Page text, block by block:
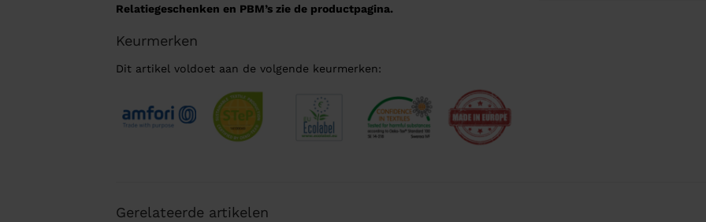
Relatiegeschenken en PBM’s zie de productpagina.
Keurmerken
Dit artikel voldoet aan de volgende keurmerken:
Gerelateerde artikelen